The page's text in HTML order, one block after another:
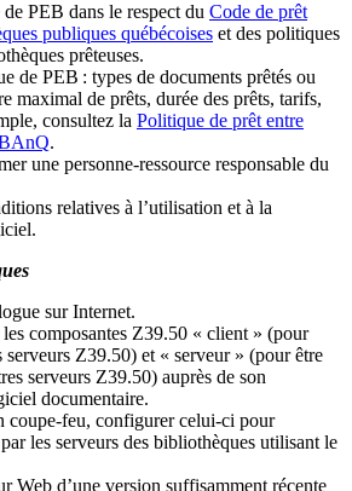
PEB dans le respect du Code de prêt
publiques québécoises et des politiques
prêteuses.
de PEB : types de documents prêtés ou
maximal de prêts, durée des prêts, tarifs,
consultez la Politique de prêt entre
.
une personne-ressource responsable du
relatives à l’utilisation et à la
sur Internet.
composantes Z39.50 « client » (pour
serveurs Z39.50) et « serveur » (pour être
serveurs Z39.50) auprès de son
documentaire.
coupe-feu, configurer celui-ci pour
les serveurs des bibliothèques utilisant le
Web d’une version suffisamment récente